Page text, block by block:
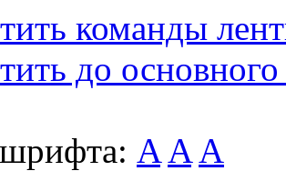
команды
до основного
A A A